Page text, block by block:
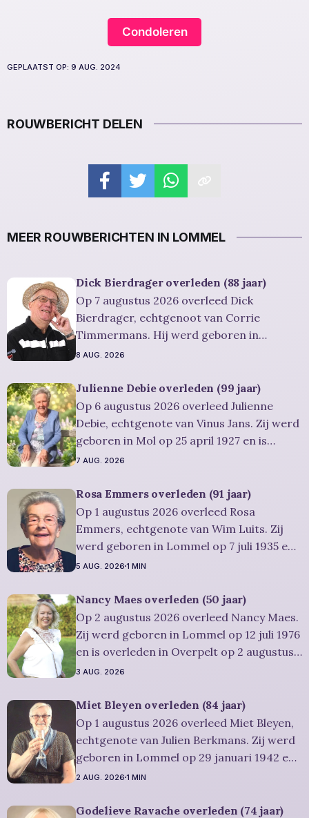
Condoleren
GEPLAATST OP: 9 AUG. 2024
ROUWBERICHT DELEN
MEER ROUWBERICHTEN IN LOMMEL
Dick Bierdrager overleden (88 jaar)
Op 7 augustus 2026 overleed Dick
Bierdrager, echtgenoot van Corrie
Timmermans. Hij werd geboren in
AMSTERDAM op 12 oktober 1937 en is
Hij was woonachtig in Lommel en werd 88
jaar. Rouwbericht Severens: Er zal een
herdenkingsdienst gehouden worden op
vrijdag 14 augustus
8 AUG. 2026
Julienne Debie overleden (99 jaar)
Op 6 augustus 2026 overleed Julienne
Debie, echtgenote van Vinus Jans. Zij werd
geboren in Mol op 25 april 1927 en is
overleden in Lommel op 6 augustus 2026.
jaar. Rouwbericht Severens: Er is
gelegenheid om in alle rust en stilte
persoonlijk
7 AUG. 2026
Rosa Emmers overleden (91 jaar)
Op 1 augustus 2026 overleed Rosa
Emmers, echtgenote van Wim Luits. Zij
werd geboren in Lommel op 7 juli 1935 en
is overleden in Leopoldsburg op 1
Leopoldsburg en werd 91 jaar.
Rouwbericht Severens: De
afscheidsplechtigheid van Rosa zal in
intieme kring plaatsvinden. Er
5 AUG. 2026 1 MIN
Nancy Maes overleden (50 jaar)
Op 2 augustus 2026 overleed Nancy Maes.
Zij werd geboren in Lommel op 12 juli 1976
en is overleden in Overpelt op 2 augustus
2026. Ze was woonachtig in Lommel en
afscheidsplechtigheid vindt plaats in
besloten kring. Er is gelegenheid om in alle
rust
3 AUG. 2026
Miet Bleyen overleden (84 jaar)
Op 1 augustus 2026 overleed Miet Bleyen,
echtgenote van Julien Berkmans. Zij werd
geboren in Lommel op 29 januari 1942 en
is overleden in Lommel op 1 augustus
werd 84 jaar. Rouwbericht Severens: De
2 AUG. 2026 1 MIN
Godelieve Ravache overleden (74 jaar)